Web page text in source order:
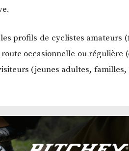
profils de cyclistes amateurs
occasionnelle ou régulière
(jeunes adultes, familles,